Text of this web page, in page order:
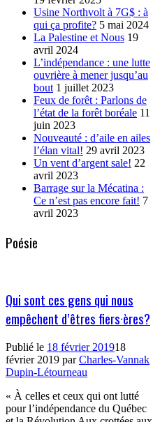
Usine Northvolt à 7G$ : à
qui ça profite? 5 mai 2024
La Palestine et Nous 19
avril 2024
L’indépendance : une lutte
ouvrière à mener jusqu’au
bout 1 juillet 2023
Feux de forêt : Parlons de
l’état de la forêt boréale 11
juin 2023
Nouveauté : d’aile en ailes
l’élan vital! 29 avril 2023
Un vent d’argent sale! 22
avril 2023
Barrage sur la Mécatina :
Ce n’est pas encore fait! 7
avril 2023
Poésie
Qui sont ces gens qui nous
empêchent d’êtres fiers·ères?
Publié le 18 février 201918
février 2019 parCharles-Vannak
Dupin-Létourneau
« À celles et ceux qui ont lutté
pour l’indépendance du Québec